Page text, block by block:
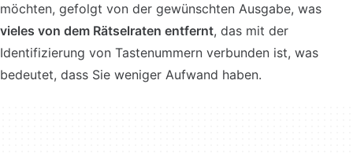
möchten, gefolgt von der gewünschten Ausgabe, was
vieles von dem Rätselraten entfernt, das mit der
Identifizierung von Tastenummern verbunden ist, was
bedeutet, dass Sie weniger Aufwand haben.